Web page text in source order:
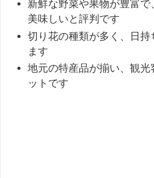
新鮮な野菜や果物が豊富
美味しいと評判です
切り花の種類が多く、日
ます
地元の特産品が揃い、観
ットです